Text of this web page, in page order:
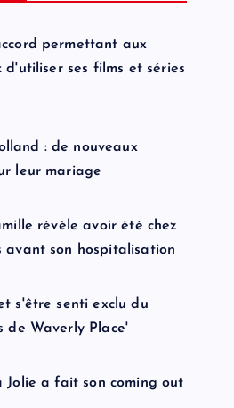
permettant aux
d'utiliser ses films et séries
: de nouveaux
leur mariage
révèle avoir été chez
avant son hospitalisation
s'être senti exclu du
de Waverly Place'
Jolie a fait son coming out